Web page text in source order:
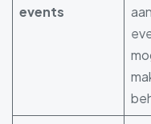
events
aan